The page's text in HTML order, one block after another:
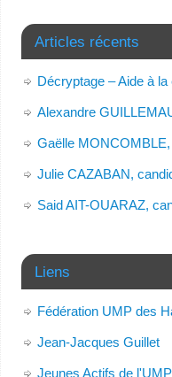
Articles récents
Décryptage – Aide à
Alexandre
Gaëlle
Julie CAZABAN,
Said AIT-OUARAZ,
Liens
Fédération UMP des
Jean-Jacques Guillet
Jeunes Actifs de l'UMP